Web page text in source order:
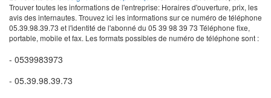
Trouver toutes les informations de l'entreprise: Horaires d'ouverture, prix, les
avis des internautes. Trouvez ici les informations sur ce numéro de téléphone
05.39.98.39.73 et l'identité de l'abonné du 05 39 98 39 73 Téléphone fixe,
portable, mobile et fax. Les formats possibles de numéro de téléphone sont :
- 0539983973
- 05.39.98.39.73